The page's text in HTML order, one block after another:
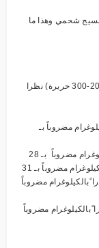
شحمي وهذا ما
يحتاج الرجل إلى كمية طاقة أكثر من المرأة بمعدل (200-300 حريرة) نظرا
مضروباً بـ
مضروباً بـ 28
مضروباً بـ 31
ًبالكيلوغرام مضروباً
ًبالكيلوغرام مضروباً